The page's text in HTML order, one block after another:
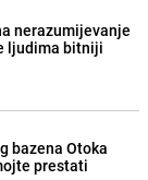
nerazumijevanje
ljudima bitniji
bazena Otoka
prestati